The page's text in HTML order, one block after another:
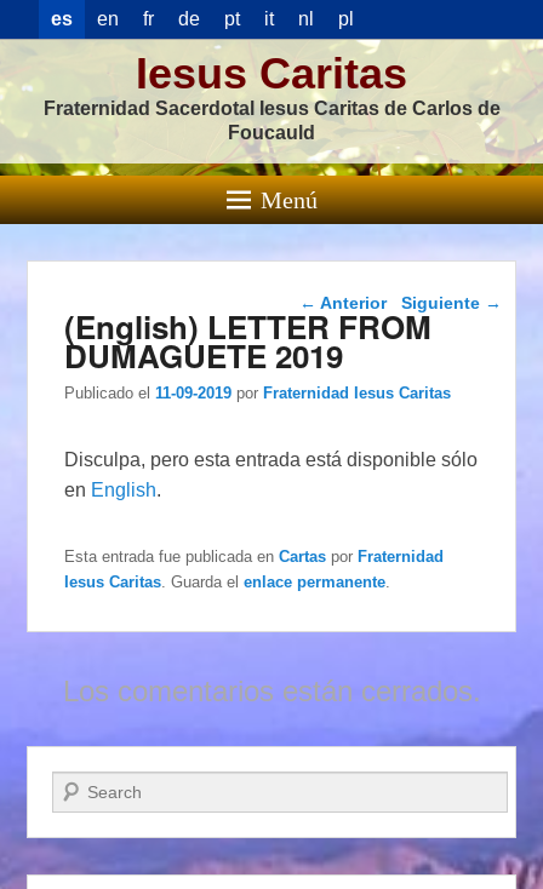
es en fr de pt it nl pl
Iesus Caritas
Fraternidad Sacerdotal Iesus Caritas de Carlos de
Foucauld
Menú
Navegación de
entradas
← Anterior Siguiente →
(English) LETTER FROM
DUMAGUETE 2019
Publicado el 11-09-2019 porFraternidad Iesus Caritas
Disculpa, pero esta entrada está disponible sólo
en English.
Esta entrada fue publicada enCartas porFraternidad
Iesus Caritas . Guarda elenlace permanente
Los comentarios están cerrados.
Buscar